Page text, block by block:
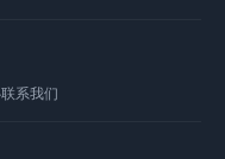
联系我们